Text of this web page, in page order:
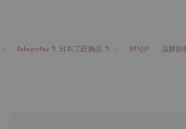
PalnartPoc 𐙚 日本工匠飾品 𐙚 𝕄𝕊𝕁ℙ 品牌故